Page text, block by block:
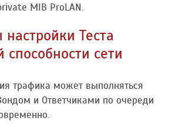
MIB ProLAN.
Теста
способности сети
трафика может выполняться
и Ответчиками по очереди